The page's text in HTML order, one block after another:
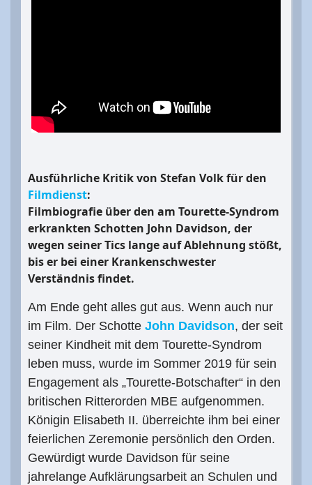
Ausführliche Kritik von Stefan Volk für den
Filmdienst:
Filmbiografie über den am Tourette-Syndrom
erkrankten Schotten John Davidson, der
wegen seiner Tics lange auf Ablehnung stößt,
bis er bei einer Krankenschwester
Verständnis findet.
Am Ende geht alles gut aus. Wenn auch nur
im Film. Der Schotte John Davidson, der seit
seiner Kindheit mit dem Tourette-Syndrom
leben muss, wurde im Sommer 2019 für sein
Engagement als „Tourette-Botschafter“ in den
britischen Ritterorden MBE aufgenommen.
Königin Elisabeth II. überreichte ihm bei einer
feierlichen Zeremonie persönlich den Orden.
Gewürdigt wurde Davidson für seine
jahrelange Aufklärungsarbeit an Schulen und